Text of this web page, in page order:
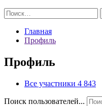
Найти:
Главная
Профиль
Профиль
Все участники 4 843
Поиск пользователей...